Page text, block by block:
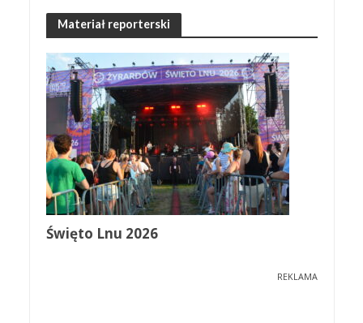
Materiał reporterski
Święto Lnu 2026
REKLAMA